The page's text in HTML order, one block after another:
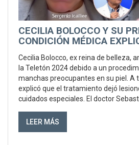
CECILIA BOLOCCO Y SU
CONDICIÓN MÉDICA
Cecilia Bolocco, ex reina de belleza,
la Teletón 2024 debido a un
manchas preocupantes en su piel. A
explicó que el tratamiento dejó
cuidados especiales. El doctor
destacando la importancia de
sospechosas, especialmente tras
LEER MÁS